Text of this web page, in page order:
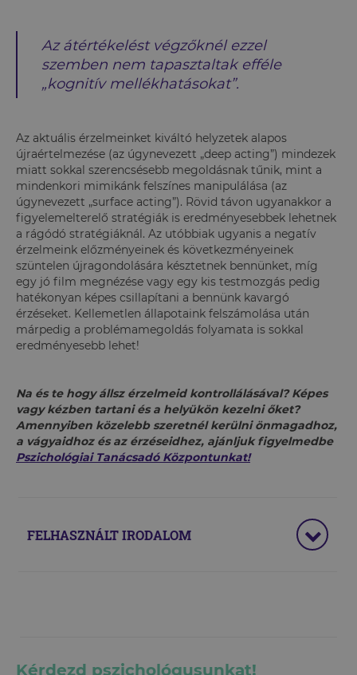
Az átértékelést végzőknél ezzel
szemben nem tapasztaltak efféle
„kognitív mellékhatásokat”.
Az aktuális érzelmeinket kiváltó helyzetek alapos
újraértelmezése (az úgynevezett „deep acting”) mindezek
miatt sokkal szerencsésebb megoldásnak tűnik, mint a
mindenkori mimikánk felszínes manipulálása (az
úgynevezett „surface acting”). Rövid távon ugyanakkor a
figyelemelterelő stratégiák is eredményesebbek lehetnek
a rágódó stratégiáknál. Az utóbbiak ugyanis a negatív
érzelmeink előzményeinek és következményeinek
szüntelen újragondolására késztetnek bennünket, míg
egy jó film megnézése vagy egy kis testmozgás pedig
hatékonyan képes csillapítani a bennünk kavargó
érzéseket. Kellemetlen állapotaink felszámolása után
márpedig a problémamegoldás folyamata is sokkal
eredményesebb lehet!
Na és te hogy állsz érzelmeid kontrollálásával? Képes
vagy kézben tartani és a helyükön kezelni őket?
Amennyiben közelebb szeretnél kerülni önmagadhoz,
a vágyaidhoz és az érzéseidhez, ajánljuk figyelmedbe
Pszichológiai Tanácsadó Központunkat!
FELHASZNÁLT IRODALOM
Kérdezd pszichológusunkat!